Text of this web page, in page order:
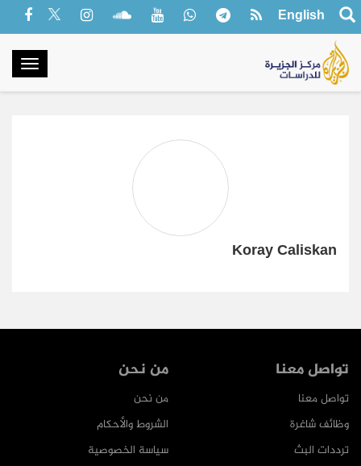
English
Koray Caliskan
من نحن
من نحن
الشروط والأحكام
سياسة الخصوصية
تواصل معنا
تواصل معنا
وظائف شاغرة
ترددات البث